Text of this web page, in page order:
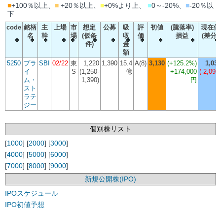
■+100％以上、 ■ +20％以上、 ■+0%より上、 ■0～-20%、 ■-20％以
下
code 銘柄
名
主
幹
上場 市
場
想定
(仮条
件)
公募
吸
収
金
額
評
価
初値
(騰落率)
損益
現在値
(差分)
5250 プラ
イ
ム・
スト
ラテ
ジー
SBI 02/22 東
S
1,220
(1,250-
1,390)
1,390 15.4
億
A(8) 3,130 (+125.2%)
+174,000
円
1,037
(-2,093)
個別株リスト
[1000] [2000] [3000]
[4000] [5000] [6000]
[7000] [8000] [9000]
新規公開株(IPO)
IPOスケジュール
IPO初値予想